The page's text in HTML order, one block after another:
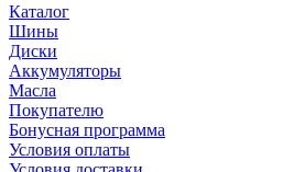
Каталог
Шины
Диски
Аккумуляторы
Масла
Покупателю
Бонусная программа
Условия оплаты